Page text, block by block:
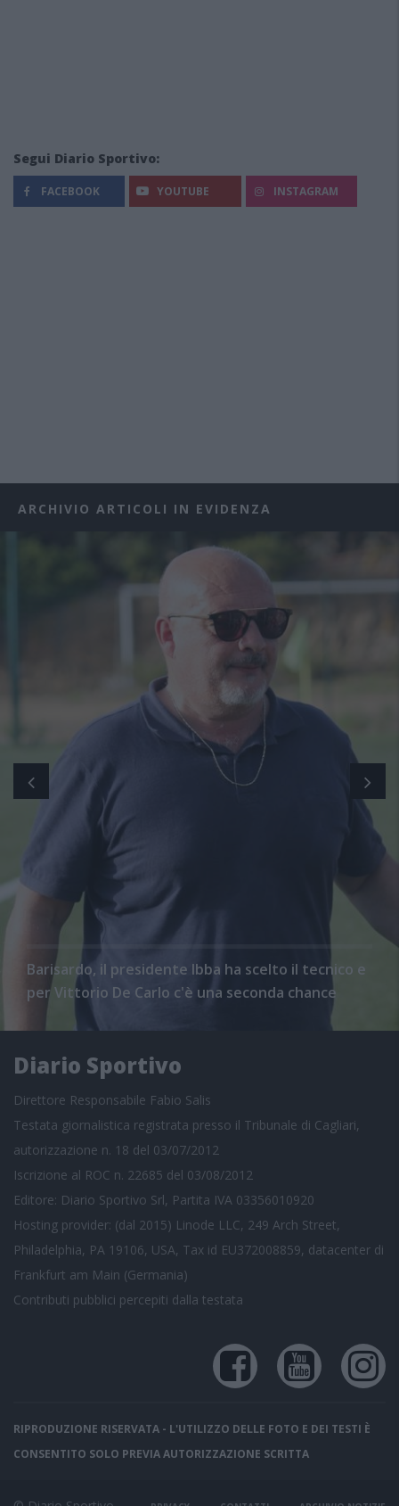
Segui Diario Sportivo:
FACEBOOK YOUTUBE INSTAGRAM
ARCHIVIO ARTICOLI IN EVIDENZA
Barisardo, il presidente Ibba ha scelto il tecnico e
per Vittorio De Carlo c'è una seconda chance
Diario Sportivo
Direttore Responsabile Fabio Salis
Testata giornalistica registrata presso il Tribunale di Cagliari,
autorizzazione n. 18 del 03/07/2012
Iscrizione al ROC n. 22685 del 03/08/2012
Editore: Diario Sportivo Srl, Partita IVA 03356010920
Hosting provider: (dal 2015) Linode LLC, 249 Arch Street,
Philadelphia, PA 19106, USA, Tax id EU372008859, datacenter di
Frankfurt am Main (Germania)
Contributi pubblici percepiti dalla testata
RIPRODUZIONE RISERVATA - L'UTILIZZO DELLE FOTO E DEI TESTI È
CONSENTITO SOLO PREVIA AUTORIZZAZIONE SCRITTA